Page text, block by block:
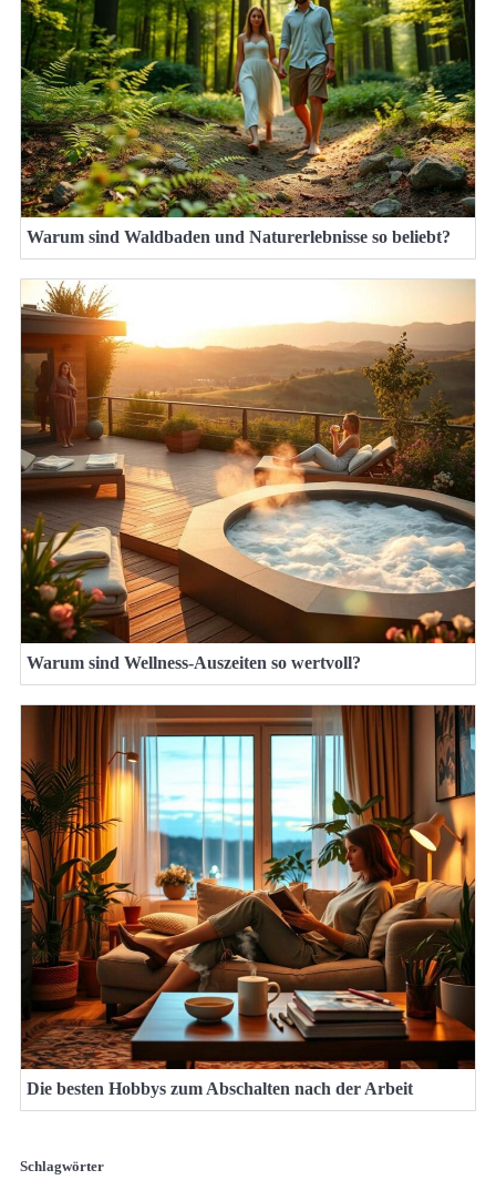
Warum sind Waldbaden und Naturerlebnisse so beliebt?
Warum sind Wellness-Auszeiten so wertvoll?
Die besten Hobbys zum Abschalten nach der Arbeit
Schlagwörter